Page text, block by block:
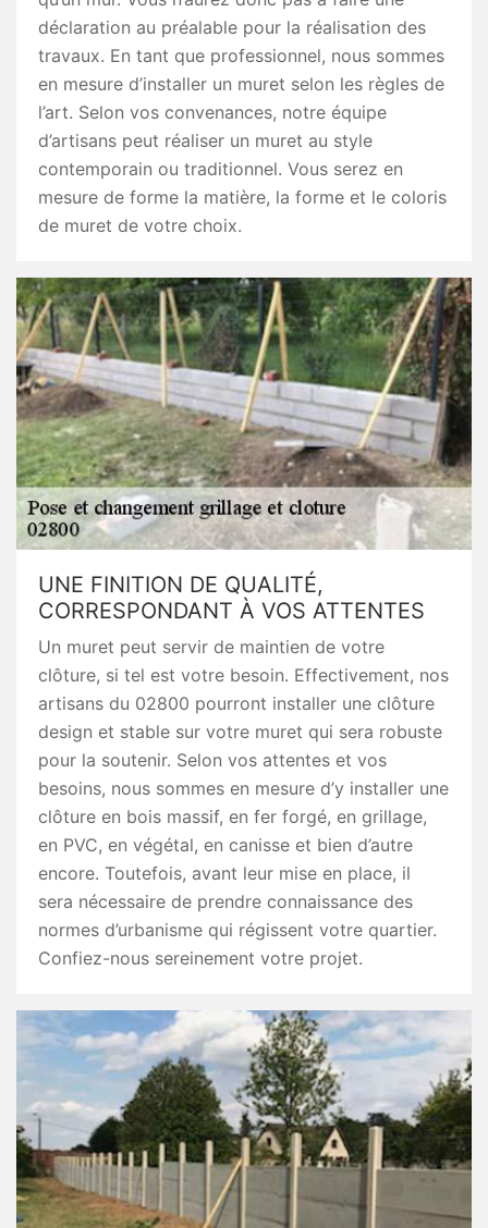
déclaration au préalable pour la réalisation des
travaux. En tant que professionnel, nous sommes
en mesure d’installer un muret selon les règles de
l’art. Selon vos convenances, notre équipe
d’artisans peut réaliser un muret au style
contemporain ou traditionnel. Vous serez en
mesure de forme la matière, la forme et le coloris
de muret de votre choix.
UNE FINITION DE QUALITÉ,
CORRESPONDANT À VOS ATTENTES
Un muret peut servir de maintien de votre
clôture, si tel est votre besoin. Effectivement, nos
artisans du 02800 pourront installer une clôture
design et stable sur votre muret qui sera robuste
pour la soutenir. Selon vos attentes et vos
besoins, nous sommes en mesure d’y installer une
clôture en bois massif, en fer forgé, en grillage,
en PVC, en végétal, en canisse et bien d’autre
encore. Toutefois, avant leur mise en place, il
sera nécessaire de prendre connaissance des
normes d’urbanisme qui régissent votre quartier.
Confiez-nous sereinement votre projet.